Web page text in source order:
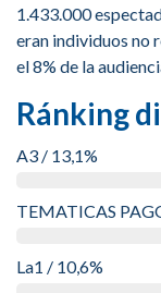
1.433.000
eran individuos no
el 8% de la
Ránking
A3 / 13,1%
TEMATICAS
La1 / 10,6%